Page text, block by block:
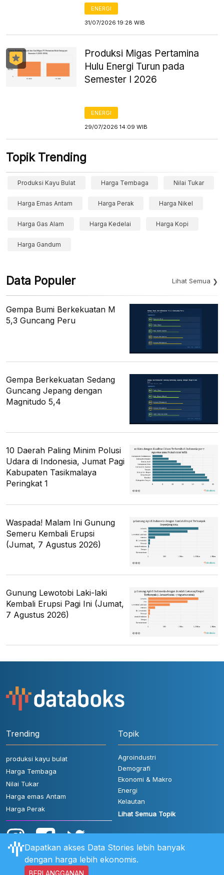
ENERGI
31/07/2026 19:28 WIB
Produksi Migas Pertamina
Hulu Energi Turun pada
Semester I 2026
ENERGI
29/07/2026 14:09 WIB
Topik Trending
Produksi Kayu Bulat Harga Tembaga Nilai Tukar
Harga Emas Antam Harga Perak Harga Nikel
Harga Gas Alam Harga Kedelai Harga Kopi
Harga Gandum
Data Populer Lihat Semua
Gempa Bumi Berkekuatan M
5,3 Guncang Peru
Gempa Berkekuatan Sedang
Guncang Jepang dengan
Magnitudo 5,4
10 Daerah Paling Minim Polusi
Udara di Indonesia, Jumat Pagi
Kabupaten Tasikmalaya
Peringkat 1
Waspada! Malam Ini Gunung
Semeru Kembali Erupsi
(Jumat, 7 Agustus 2026)
Gunung Lewotobi Laki-laki
Kembali Erupsi Pagi Ini (Jumat,
7 Agustus 2026)
Trending
produksi kayu bulat
Harga Tembaga
Nilai Tukar
Harga emas Antam
Harga Perak
Topik
Agroindustri
Demografi
Ekonomi & Makro
Energi
Kelautan
Lihat Semua Topik
Dapatkan akses Data Stories lebih banyak
dengan harga lebih ekonomis.
BERLANGGANAN